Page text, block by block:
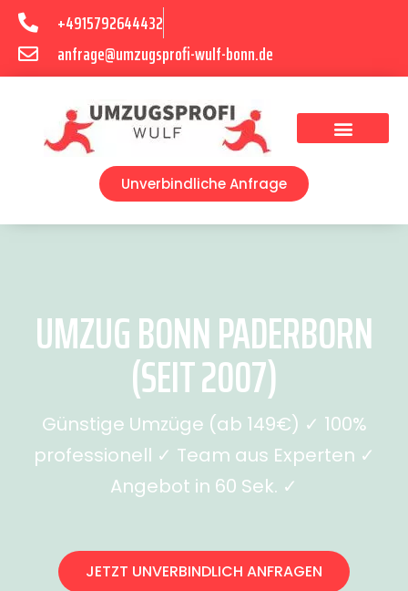
+4915792644432
anfrage@umzugsprofi-wulf-bonn.de
Unverbindliche Anfrage
UMZUG BONN PADERBORN
(SEIT 2007)
Günstige Umzüge (ab 149€) ✓ 100%
professionell ✓ Team aus Experten ✓
Angebot in 60 Sek. ✓
JETZT UNVERBINDLICH ANFRAGEN